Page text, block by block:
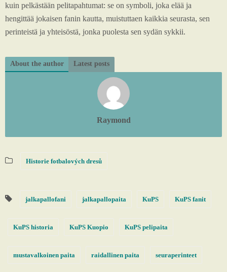
kuin pelkästään pelitapahtumat: se on symboli, joka elää ja
hengittää jokaisen fanin kautta, muistuttaen kaikkia seurasta, sen
perinteistä ja yhteisöstä, jonka puolesta sen sydän sykkii.
About the author Latest posts
Raymond
Historie fotbalových dresů
jalkapallofani jalkapallopaita KuPS KuPS fanit
KuPS historia KuPS Kuopio KuPS pelipaita
mustavalkoinen paita raidallinen paita seuraperinteet